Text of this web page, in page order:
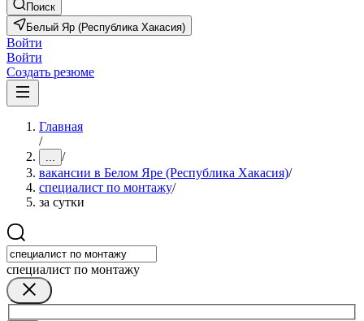
Поиск
Белый Яр (Республика Хакасия)
Войти
Войти
Создать резюме
Главная
/
... /
вакансии в Белом Яре (Республика Хакасия)/
специалист по монтажу/
за сутки
специалист по монтажу